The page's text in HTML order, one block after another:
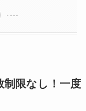
限なし！一度